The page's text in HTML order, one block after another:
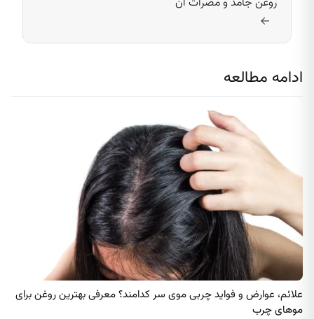
→
ادامه مطالعه
علائم، عوارض و فواید چربی موی سر کدامند؟ معرفی بهترین روغن برای
موهای چرب